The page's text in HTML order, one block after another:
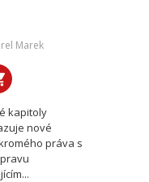
Marek
kapitoly
nové
práva s